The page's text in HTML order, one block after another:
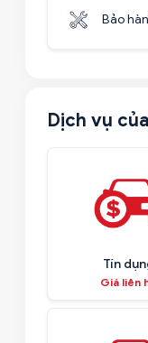
Bảo
Dịch vụ của
Tín
Giá liên